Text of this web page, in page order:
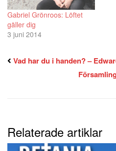
Gabriel Grönroos: Löftet
gäller dig
3 juni 2014
Vad har du i handen? –
Relaterade artiklar